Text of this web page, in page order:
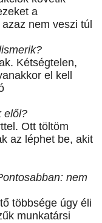
a
nem veszi túl
Kétségtelen,
el kell
elől?
Ott töltöm
az léphet be, akit
nem
többsége úgy éli
munkatársi